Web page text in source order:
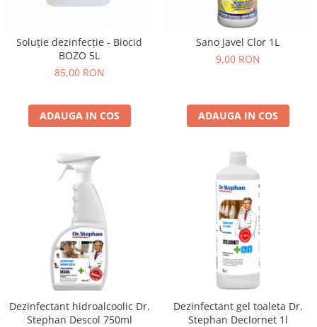
Soluție dezinfecție - Biocid
BOZO 5L
85,00 RON
ADAUGA IN COS
Sano Javel Clor 1L
9,00 RON
ADAUGA IN COS
Dezinfectant hidroalcoolic Dr.
Stephan Descol 750ml
Dezinfectant gel toaleta Dr.
Stephan Declornet 1l